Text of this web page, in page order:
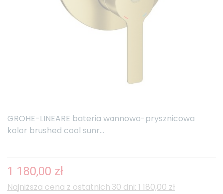
GROHE-LINEARE bateria wannowo-prysznicowa
kolor brushed cool sunr...
1 180,00 zł
Najniższa cena z ostatnich 30 dni: 1 180,00 zł